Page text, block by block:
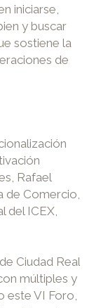
iniciarse,
y buscar
sostiene la
de
Rafael
de Comercio,
del ICEX,
Ciudad Real
múltiples y
este VI Foro,